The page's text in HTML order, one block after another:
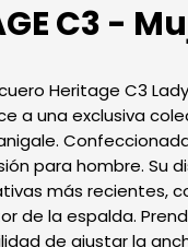
C3 -
Heritage C3
a una exclusiva
para hombre. Su
más recientes,
de la espalda.
de ajustar la